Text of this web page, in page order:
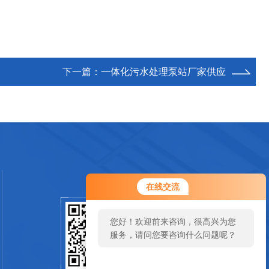
在线交流
您好！欢迎前来咨询，很高兴为您
服务，请问您要咨询什么问题呢？
下一篇： 一体化污水处理泵站厂家供应
扫一扫关注我们